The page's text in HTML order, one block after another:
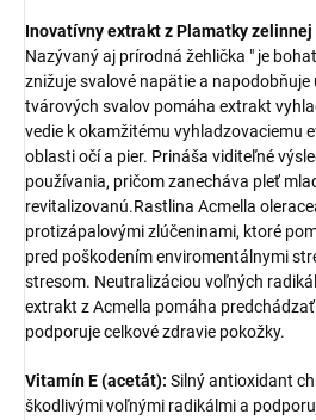
Inovatívny extrakt z Plamatky
Nazývaný aj prírodná žehlička " je
znižuje svalové napätie a
tvárových svalov pomáha extrakt
vedie k okamžitému vyhladzovaciemu
oblasti očí a pier. Prináša viditeľné
používania, pričom zanecháva pleť
revitalizovanú.Rastlina Acmella
protizápalovými zlúčeninami, ktoré
pred poškodením enviromentálnymi
stresom. Neutralizáciou voľných
extrakt z Acmella pomáha
podporuje celkové zdravie pokožky.
Vitamín E (acetát): Silný antioxidant
škodlivými voľnými radikálmi a